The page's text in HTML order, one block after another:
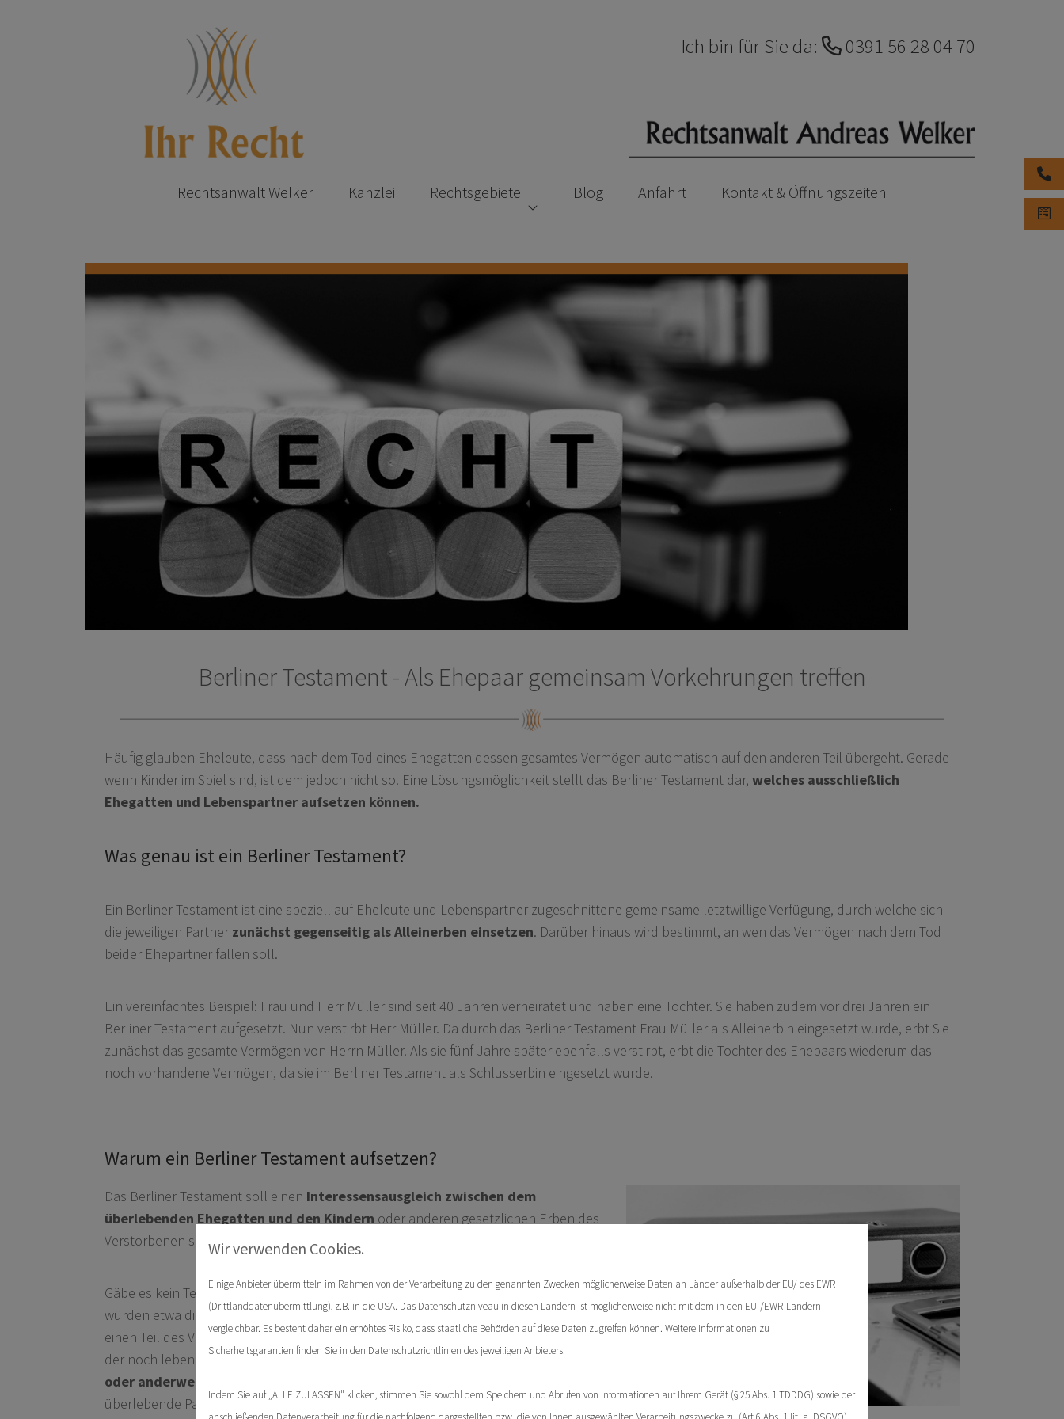
Ich bin für Sie da: 0391 56 28 04 70
Rechtsanwalt Welker Kanzlei Rechtsgebiete Blog Anfahrt Kontakt & Öffnungszeiten
Berliner Testament - Als Ehepaar gemeinsam Vorkehrungen treffen
Häufig glauben Eheleute, dass nach dem Tod eines Ehegatten dessen gesamtes Vermögen automatisch auf den anderen Teil übergeht. Gerade
wenn Kinder im Spiel sind, ist dem jedoch nicht so. Eine Lösungsmöglichkeit stellt das Berliner Testament dar, welches ausschließlich
Ehegatten und Lebenspartner aufsetzen können.
Was genau ist ein Berliner Testament?
Ein Berliner Testament ist eine speziell auf Eheleute und Lebenspartner zugeschnittene gemeinsame letztwillige Verfügung, durch welche sich
die jeweiligen Partner zunächst gegenseitig als Alleinerben einsetzen. Darüber hinaus wird bestimmt, an wen das Vermögen nach dem Tod
beider Ehepartner fallen soll.
Ein vereinfachtes Beispiel: Frau und Herr Müller sind seit 40 Jahren verheiratet und haben eine Tochter. Sie haben zudem vor drei Jahren ein
Berliner Testament aufgesetzt. Nun verstirbt Herr Müller. Da durch das Berliner Testament Frau Müller als Alleinerbin eingesetzt wurde, erbt Sie
zunächst das gesamte Vermögen von Herrn Müller. Als sie fünf Jahre später ebenfalls verstirbt, erbt die Tochter des Ehepaars wiederum das
noch vorhandene Vermögen, da sie im Berliner Testament als Schlusserbin eingesetzt wurde.
Warum ein Berliner Testament aufsetzen?
Das Berliner Testament soll einen Interessensausgleich zwischen dem
überlebenden Ehegatten und den Kindern oder anderen gesetzlichen Erben des
Verstorbenen schaffen.
Gäbe es kein Testament und käme daher diegesetzliche Erbfolgezum Zuge, so
würden etwa die Kinder des Verstorbenen neben dem überlebenden Ehepartner
einen Teil des Vermögens erben. Hierdurch kann es allerdings dazu kommen, dass
der noch lebende Ehegatte beispielsweisedas gemeinsame Haus verkaufen muss
oder anderweitig in finanzielle Not gerät.
überlebende Partner - vereinfacht gesagt - zunächst alles bekommen, damit er
Wir verwenden Cookies.
Einige Anbieter übermitteln im Rahmen von der Verarbeitung zu den genannten Zwecken möglicherweise Daten an Länder außerhalb der EU/ des EWR
(Drittlanddatenübermittlung), z.B. in die USA. Das Datenschutzniveau in diesen Ländern ist möglicherweise nicht mit dem in den EU-/EWR-Ländern
vergleichbar. Es besteht daher ein erhöhtes Risiko, dass staatliche Behörden auf diese Daten zugreifen können. Weitere Informationen zu
Sicherheitsgarantien finden Sie in den Datenschutzrichtlinien des jeweiligen Anbieters.
Indem Sie auf „ALLE ZULASSEN" klicken, stimmen Sie sowohl dem Speichern und Abrufen von Informationen auf Ihrem Gerät (§ 25 Abs. 1 TDDDG) sowie der